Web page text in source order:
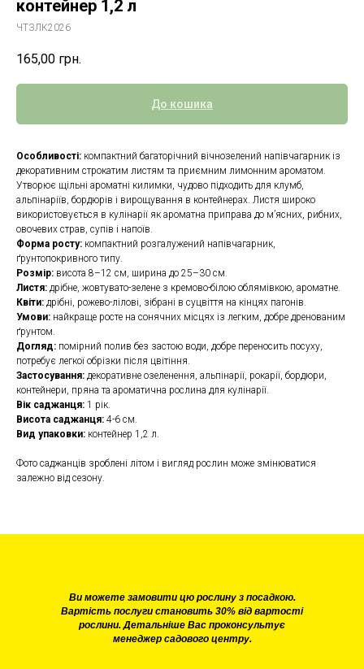
контейнер 1,2 л
ЧТЗЛК2026
165,00 грн.
До кошика
Особливості: компактний багаторічний вічнозелений напівчагарник із
декоративним строкатим листям та приємним лимонним ароматом.
Утворює щільні ароматні килимки, чудово підходить для клумб,
альпінаріїв, бордюрів і вирощування в контейнерах. Листя широко
використовується в кулінарії як ароматна приправа до м’ясних, рибних,
овочевих страв, супів і напоїв.
Форма росту: компактний розгалужений напівчагарник,
ґрунтопокривного типу.
Розмір: висота 8–12 см, ширина до 25–30 см.
Листя: дрібне, жовтувато-зелене з кремово-білою облямівкою, ароматне.
Квіти: дрібні, рожево-лілові, зібрані в суцвіття на кінцях пагонів.
Умови: найкраще росте на сонячних місцях із легким, добре дренованим
ґрунтом.
Догляд: помірний полив без застою води, добре переносить посуху,
потребує легкої обрізки після цвітіння.
Застосування: декоративне озеленення, альпінарії, рокарії, бордюри,
контейнери, пряна та ароматична рослина для кулінарії.
Вік саджанця: 1 рік.
Висота саджанця: 4-6 см.
Вид упаковки: контейнер 1,2 л.
Фото саджанців зроблені літом і вигляд рослин може змінюватися
залежно від сезону.
Ви можете замовити цю рослину з посадкою.
Вартість послуги становить 30% від вартості
рослини. Детальніше Вас проконсультує
менеджер садового центру.